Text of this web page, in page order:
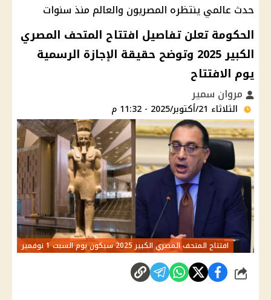
حدث عالمي ينتظره المصريون والعالم منذ سنوات
الحكومة تعلن تفاصيل افتتاح المتحف المصري
الكبير 2025 وتوضح حقيقة الإجازة الرسمية
يوم الافتتاح
مروان سمير
الثلاثاء 21/أكتوبر/2025 - 11:32 م
افتتاح المتحف المصري الكبير 2025 سيكون يوم السبت 1 نوفمبر
شارك